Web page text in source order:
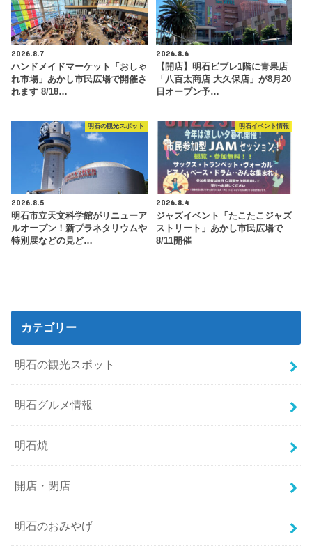
2026.8.7
ハンドメイドマーケット「おしゃ
れ市場」あかし市民広場で開催さ
れます 8/18…
2026.8.6
【開店】明石ビブレ1階に青果店
「八百太商店 大久保店」が8月20
日オープン予…
明石の観光スポット
2026.8.5
明石市立天文科学館がリニューア
ルオープン！新プラネタリウムや
特別展などの見ど…
明石イベント情報
2026.8.4
ジャズイベント「たこたこジャズ
ストリート」あかし市民広場で
8/11開催
カテゴリー
明石の観光スポット
明石グルメ情報
明石焼
開店・閉店
明石のおみやげ